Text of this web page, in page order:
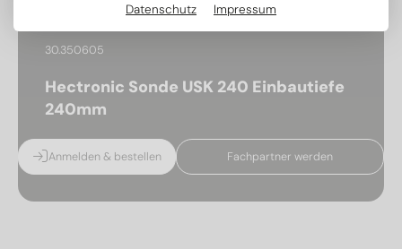
Datenschutz Impressum
30.350605
Hectronic Sonde USK 240 Einbautiefe
240mm
Anmelden & bestellen Fachpartner werden